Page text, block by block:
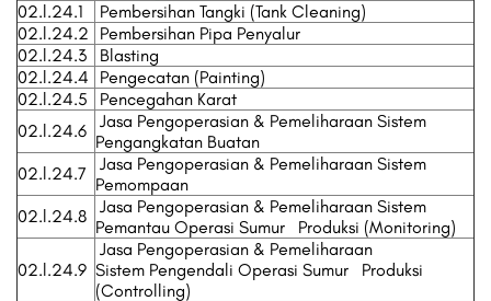
02.l.24.1
Pembersihan Tangki (Tank Cleaning)
02.l.24.2
Pembersihan Pipa Penyalur
02.l.24.3
Blasting
02.l.24.4
Pengecatan (Painting)
02.l.24.5
Pencegahan Karat
02.l.24.6
Jasa Pengoperasian & Pemeliharaan Sistem
Pengangkatan Buatan
02.l.24.7
Jasa Pengoperasian & Pemeliharaan Sistem
Pemompaan
02.l.24.8
Jasa Pengoperasian & Pemeliharaan Sistem
Pemantau Operasi Sumur Produksi (Monitoring)
02.l.24.9
Jasa Pengoperasian & Pemeliharaan
Sistem Pengendali Operasi Sumur Produksi
(Controlling)